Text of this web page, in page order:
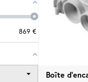
869 €
Boîte